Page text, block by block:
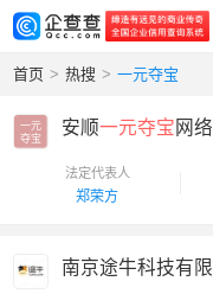
首页 > 热搜 > 一元夺宝
一元
夺宝
安顺一元夺宝 网
法定代表人
郑荣方
南京途牛科技有